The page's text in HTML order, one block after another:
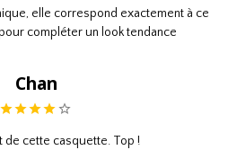
elle correspond exactement à ce
compléter un look tendance
Chan
de cette casquette. Top !